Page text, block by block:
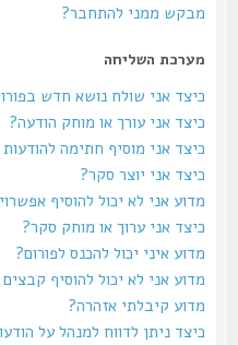
מבקש ממני להתחבר?
מערכת השליחה
כיצד אני שולח נושא חדש בפורום?
כיצד אני עורך או מוחק הודעה?
כיצד אני מוסיף חתימה להודעות שלי?
כיצד אני יוצר סקר?
מדוע אני לא יכול להוסיף אפשרויות
כיצד אני ערוך או מוחק סקר?
מדוע איני יכול להכנס לפורום?
מדוע אני לא יכול להוסיף קבצים
מדוע קיבלתי אזהרה?
כיצד ניתן לדווח למנהל על הודעות?